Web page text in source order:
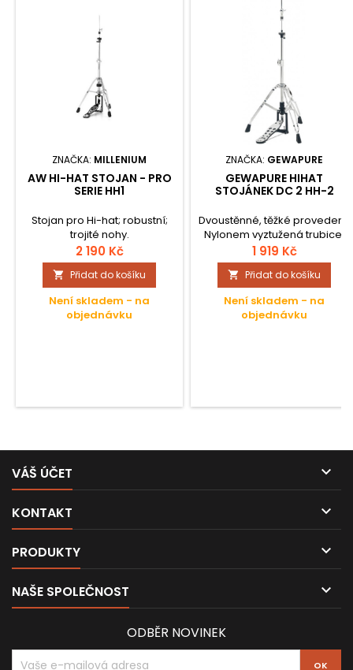
ZNAČKA: MILLENIUM
AW HI-HAT STOJAN - PRO
SERIE HH1
Stojan pro Hi-hat; robustní;
trojité nohy.
2 190 Kč
 Přidat do košíku
Není skladem - na
objednávku
ZNAČKA: GEWAPURE
GEWAPURE HIHAT
STOJÁNEK DC 2 HH-2
Dvoustěnné, těžké provedení;
Nylonem vyztužená trubice;
Sure HiHat spona; Litý
podstavec; ?etězový/Tah;
Stavitelná tuhost pružiny;
Výška cca. 0,6 m – 0,9 m; Cca.
3,2 kg;
1 919 Kč
 Přidat do košíku
Není skladem - na
objednávku
VÁŠ ÚČET 
KONTAKT 
PRODUKTY 
NAŠE SPOLEČNOST 
ODBĚR NOVINEK